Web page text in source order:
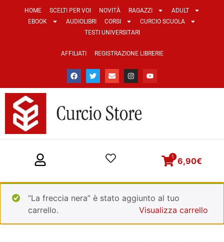
HOME SCELTI PER VOI NOVITÀ RAGAZZI
ADULT
EBOOK
AUDIOLIBRI CORSI
CURCIO SCUOLA
TESTI UNIVERSITARI
AFFILIATI REGISTRAZIONE LIBRERIE
6,90€
1
“La freccia nera” è stato aggiunto al tuo
carrello.
Visualizza carrello